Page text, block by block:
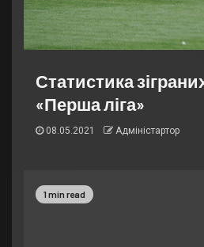
Статистика
«Перша ліга»
08.05.2021 Адміністартор
1 min read